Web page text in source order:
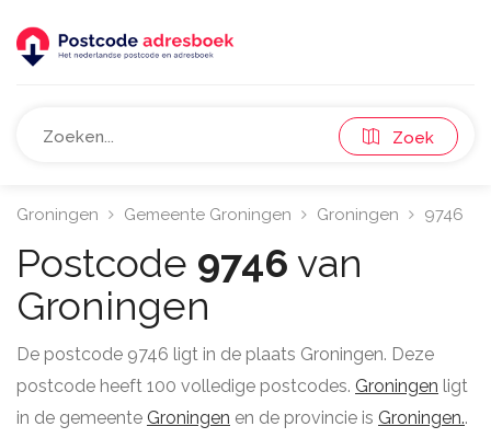
Zoek
Groningen Gemeente Groningen Groningen 9746
Postcode 9746 van
Groningen
De postcode 9746 ligt in de plaats Groningen. Deze
postcode heeft 100 volledige postcodes. Groningen ligt
in de gemeente Groningen en de provincie is Groningen..